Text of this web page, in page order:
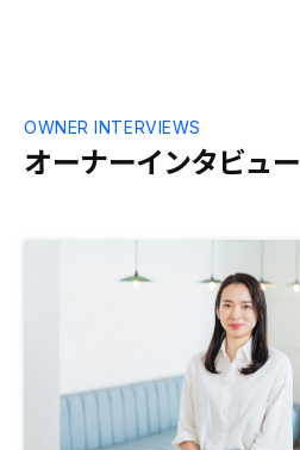
オーナーインタビュー
OWNER INTERVIEWS